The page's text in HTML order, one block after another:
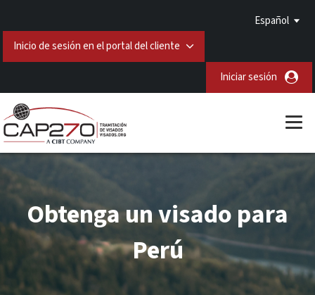
Español
Inicio de sesión en el portal del cliente
Iniciar sesión
Obtenga un visado para
Perú